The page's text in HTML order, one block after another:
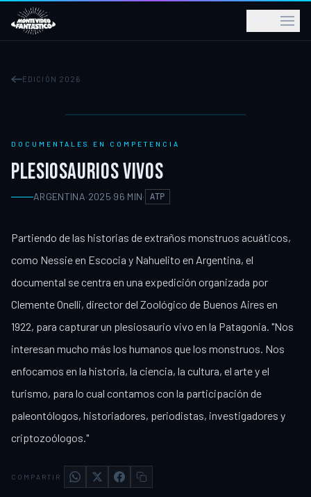
EDICIÓN 2026
DOCUMENTALES EN COMPETENCIA
PLESIOSAURIOS VIVOS
ARGENTINA·2025·96 MIN· ATP
Partiendo de las historias de extraños monstruos acuáticos,
como Nessie en Escocia y Nahuelito en Argentina, el
documental se centra en una expedición organizada por
Clemente Onelli, director del Zoológico de Buenos Aires en
1922, para capturar un plesiosaurio vivo en la Patagonia. "Nos
interesan mucho más los humanos que los monstruos. Nos
enfocamos en la historia, la ciencia, la cultura, el arte y el
turismo, para lo cual contamos con la participación de
paleontólogos, historiadores, periodistas, investigadores y
criptozoólogos."
COMPARTIR